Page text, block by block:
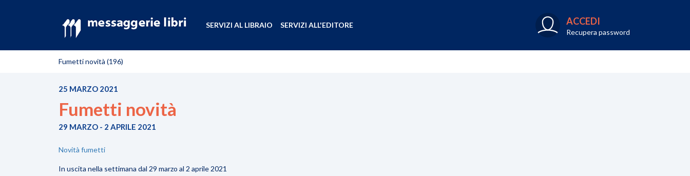
ACCEDI
Recupera password
SERVIZI AL LIBRAIO SERVIZI ALL'EDITORE
Fumetti novità (196)
25 MARZO 2021
Fumetti novità
29 MARZO - 2 APRILE 2021
Novità fumetti
In uscita nella settimana dal 29 marzo al 2 aprile 2021